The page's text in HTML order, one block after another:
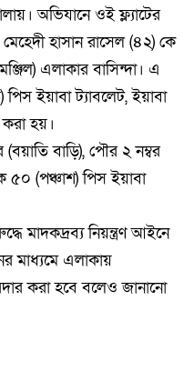
অভিযানে ওই ফ্ল্যাটের
হাসান রাসেল (৪২) কে
এলাকার বাসিন্দা। এ
ইয়াবা ট্যাবলেট, ইয়াবা
করা হয়।
বাড়ি), পৌর ২ নম্বর
৫০ (পঞ্চাশ) পিস ইয়াবা
মাদকদ্রব্য নিয়ন্ত্রণ আইনে
মাধ্যমে এলাকায়
করা হবে বলেও জানানো